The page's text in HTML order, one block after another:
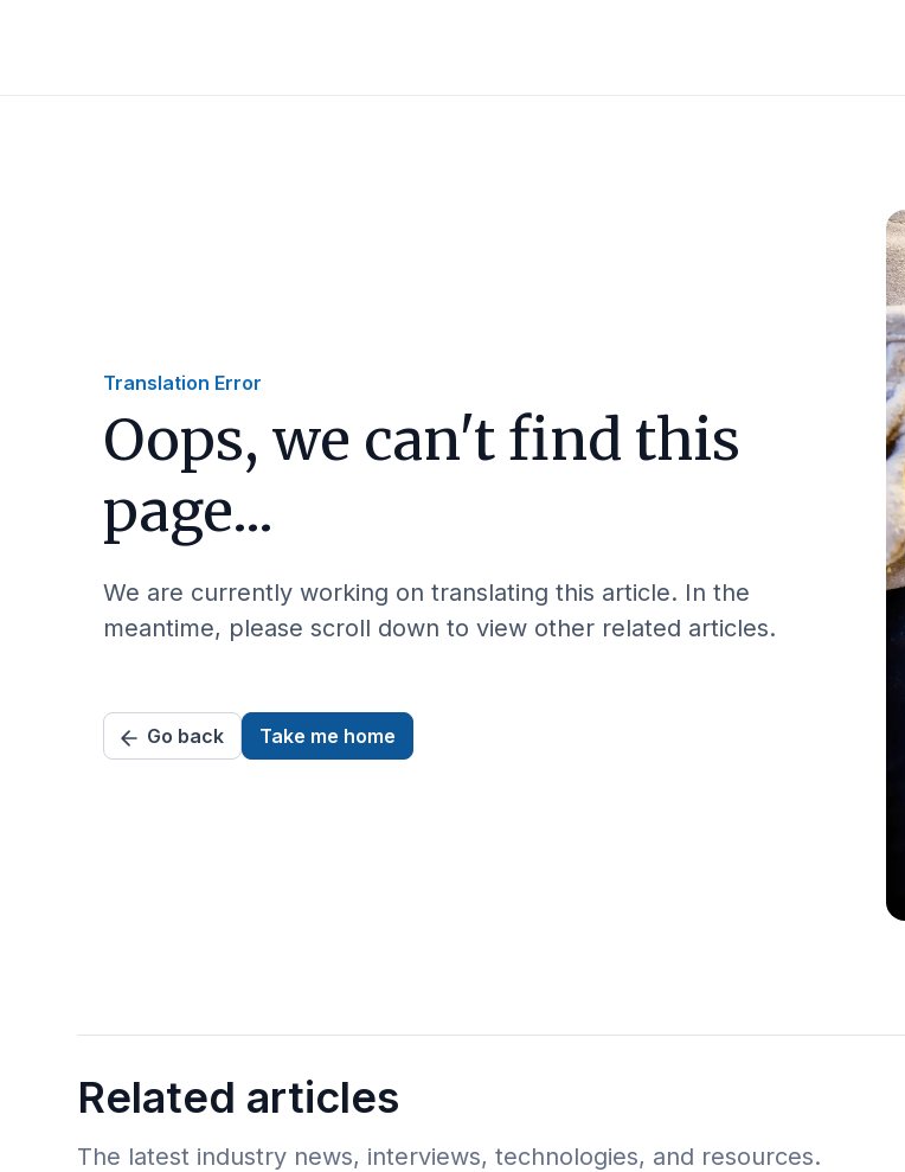
Translation Error
Oops, we can't find this
page...
We are currently working on translating this article. In the
meantime, please scroll down to view other related articles.
Go back Take me home
Related articles
The latest industry news, interviews, technologies, and resources.